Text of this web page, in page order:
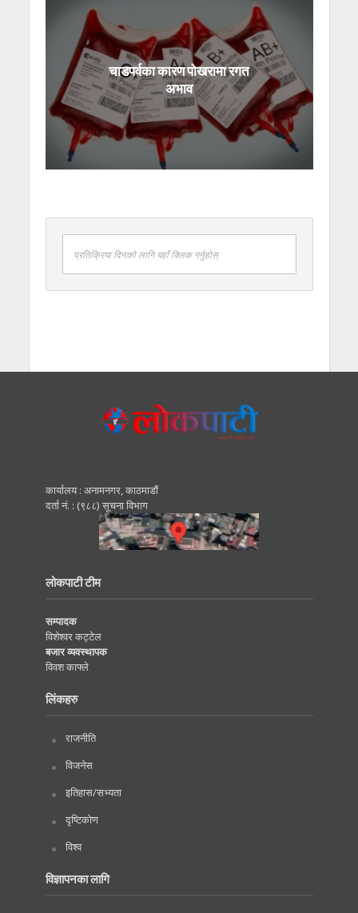
चाडपर्वका कारण पोखरामा रगत
अभाव
प्रतिक्रिया दिनको लागि यहाँ क्लिक गर्नुहोस्
कार्यालय : अनामनगर, काठमाडाैं
दर्ता नं. : (९८८) सूचना विभाग
लोकपाटी टीम
सम्पादक
विशेश्वर कट्टेल
बजार व्यवस्थापक
विवश काफ्ले
लिंकहरु
राजनीति
विजनेस
इतिहास/सभ्यता
दृष्टिकोण
विश्व
विज्ञापनका लागि